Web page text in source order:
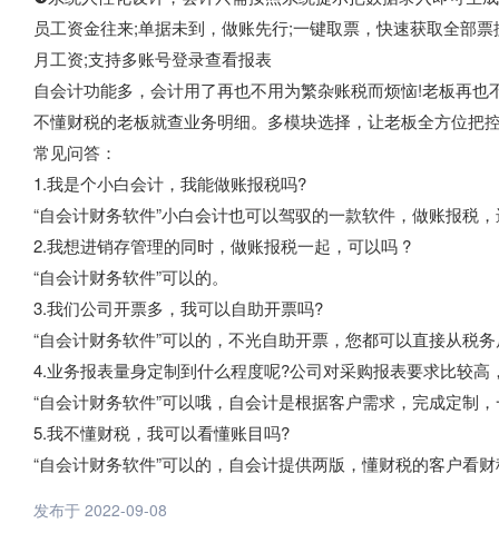
员工资金往来;单据未到，做账先行;一键取票，快速获取全部
月工资;支持多账号登录查看报表
自会计功能多，会计用了再也不用为繁杂账税而烦恼!老板再
不懂财税的老板就查业务明细。多模块选择，让老板全方位把
常见问答：
1.我是个小白会计，我能做账报税吗?
“自会计财务软件”小白会计也可以驾驭的一款软件，做账报税
2.我想进销存管理的同时，做账报税一起，可以吗 ?
“自会计财务软件”可以的。
3.我们公司开票多，我可以自助开票吗?
“自会计财务软件”可以的，不光自助开票，您都可以直接从税
4.业务报表量身定制到什么程度呢?公司对采购报表要求比较高
“自会计财务软件”可以哦，自会计是根据客户需求，完成定制
5.我不懂财税，我可以看懂账目吗?
“自会计财务软件”可以的，自会计提供两版，懂财税的客户看
发布于 2022-09-08